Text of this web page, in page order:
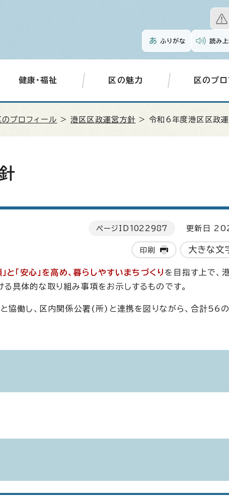
ふりがな 読み
健康・福祉 区の魅力 区のプ
のプロフィール >港区区政運営方針 > 令和6年度港区区政
ページID 1022987 更新日
印刷 大きな文
」と「安心」を高め、暮らしやすいまちづくり を目指す上で、
具体的な取り組み事項をお示しするものです。
協働し、区内関係公署(所)と連携を図りながら、合計56